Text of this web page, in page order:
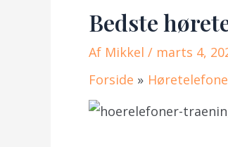
Bedste
Af Mikkel / marts 4,
Forside